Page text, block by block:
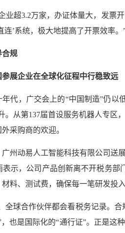
业超3.2万家，办证体量大，发票
连’系统，极大地提高了开票效率
合规
展企业在全球化征程中行稳致远
年代，广交会上的“中国制造”仍
。从第137届首设服务机器人专区
采购商的欢迎。
州动易人工智能科技有限公司送
表示，公司产品创新离不开税务
料、测试费，确保每一笔研发投
全球合作伙伴都会看税务记录。
也是国际化的“通行证”。正是